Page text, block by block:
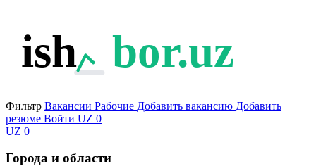
ish bor.uz
Фильтр Вакансии Рабочие Добавить вакансию Добавить
резюме Войти UZ 0
UZ 0
Города и области